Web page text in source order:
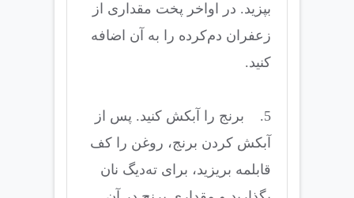
بپزید. در اواخر پخت مقداری از
زعفران دم‌کرده را به آن اضافه
کنید.
5. برنج را آبکش کنید. پس از
آبکش کردن برنج، روغن را کف
قابلمه بریزید، برای ته‌دیگ نان